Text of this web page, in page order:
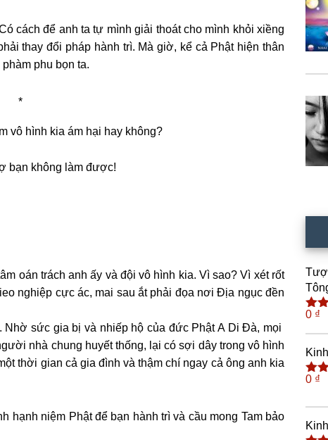
cách để anh ta tự mình giải thoát cho mình khỏi xiềng
thay đổi pháp hành trì. Mà giờ, kể cả Phật hiện thân
phu bọn ta.
*
vô hình kia ám hại hay không?
bạn không làm được!
oán trách anh ấy và đội vô hình kia. Vì sao? Vì xét rốt
nghiệp cực ác, mai sau ắt phải đọa nơi Địa ngục đền
Nhờ sức gia bị và nhiếp hộ của đức Phật A Di Đà, mọi
nhà chung huyết thống, lại có sợi dây trong vô hình
thời gian cả gia đình và thậm chí ngay cả ông anh kia
hạnh niệm Phật để bạn hành trì và cầu mong Tam bảo
0 ₫
sao
0 ₫